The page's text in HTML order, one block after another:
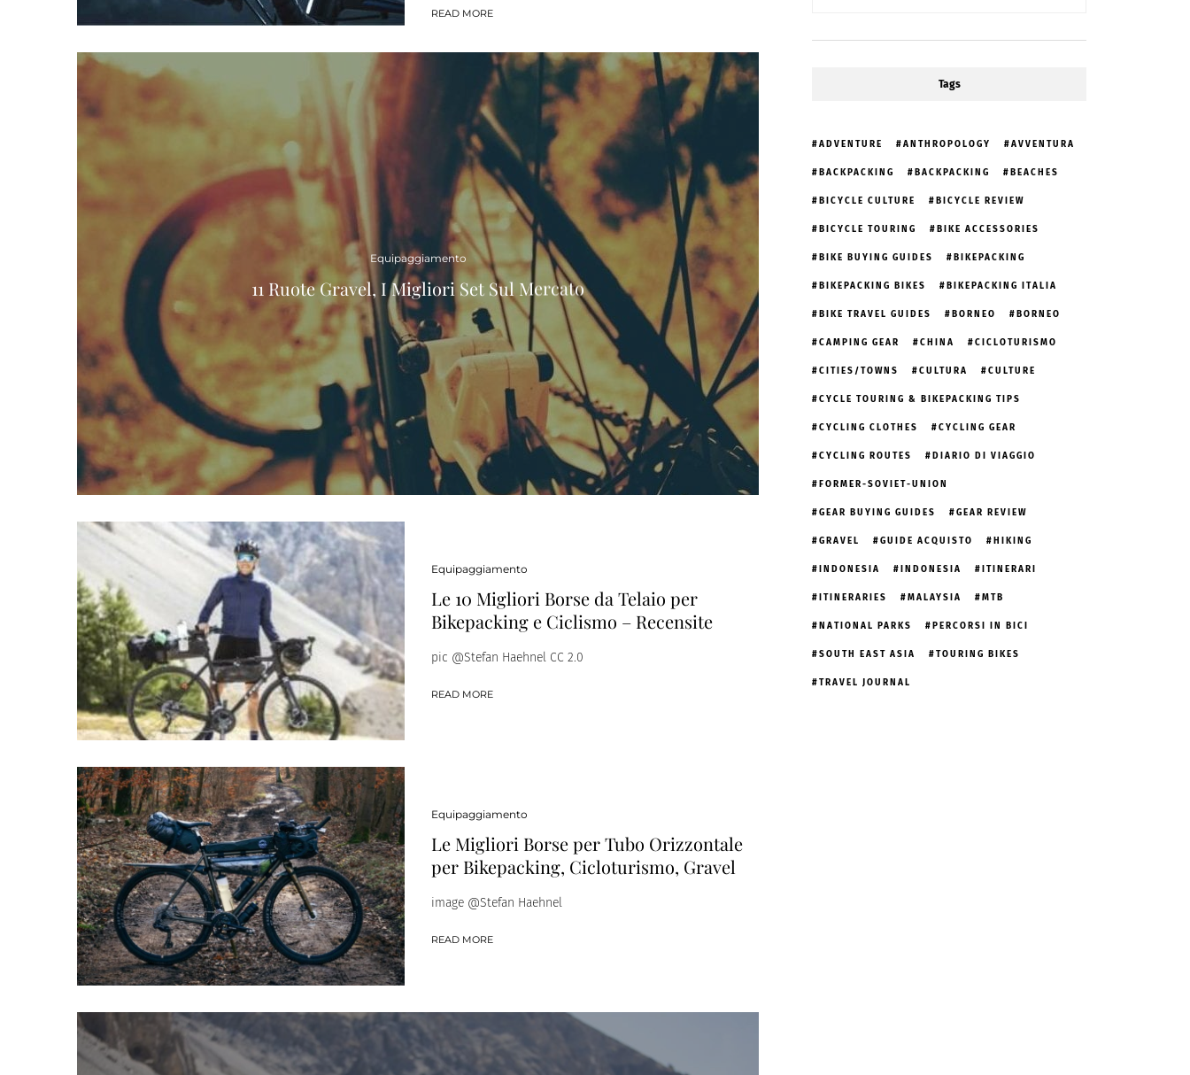
READ MORE
Equipaggiamento
11 Ruote Gravel, I Migliori Set Sul Mercato
Equipaggiamento
Le 10 Migliori Borse da Telaio per
Bikepacking e Ciclismo – Recensite
pic @Stefan Haehnel CC 2.0
READ MORE
Equipaggiamento
Le Migliori Borse per Tubo Orizzontale
per Bikepacking, Cicloturismo, Gravel
image @Stefan Haehnel
READ MORE
Tags
ADVENTURE ANTHROPOLOGY AVVENTURA
BACKPACKING BACKPACKING BEACHES
BICYCLE CULTURE BICYCLE REVIEW
BICYCLE TOURING BIKE ACCESSORIES
BIKE BUYING GUIDES BIKEPACKING
BIKEPACKING BIKES BIKEPACKING ITALIA
BIKE TRAVEL GUIDES BORNEO BORNEO
CAMPING GEAR CHINA CICLOTURISMO
CITIES/TOWNS CULTURA CULTURE
CYCLE TOURING & BIKEPACKING TIPS
CYCLING CLOTHES CYCLING GEAR
CYCLING ROUTES DIARIO DI VIAGGIO
FORMER-SOVIET-UNION
GEAR BUYING GUIDES GEAR REVIEW
GRAVEL GUIDE ACQUISTO HIKING
INDONESIA INDONESIA ITINERARI
ITINERARIES MALAYSIA MTB
NATIONAL PARKS PERCORSI IN BICI
SOUTH EAST ASIA TOURING BIKES
TRAVEL JOURNAL